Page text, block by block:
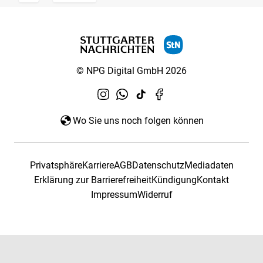
© NPG Digital GmbH 2026
Wo Sie uns noch folgen können
PrivatsphäreKarriereAGBDatenschutzMediadaten
Erklärung zur BarrierefreiheitKündigungKontakt
ImpressumWiderruf